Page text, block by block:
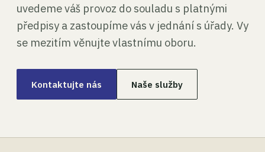
uvedeme váš provoz do souladu s platnými
předpisy a zastoupíme vás v jednání s úřady. Vy
se mezitím věnujte vlastnímu oboru.
Kontaktujte nás Naše služby